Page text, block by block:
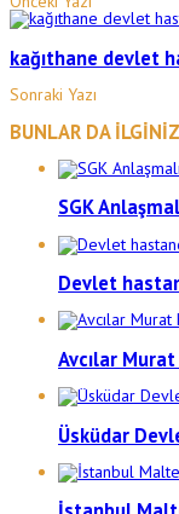
kağıthane devlet
Sonraki Yazı
BUNLAR DA
SGK
Devlet
Avcılar
Üsküdar